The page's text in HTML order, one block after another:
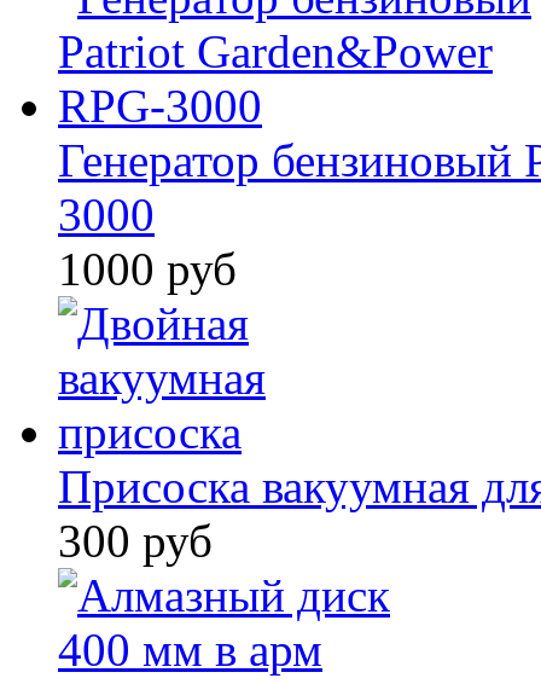
Генератор
3000
1000 руб
Присоска вакуумная
300 руб